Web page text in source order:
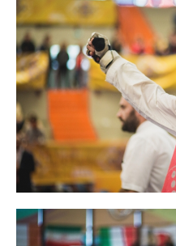
Cookie policy
Cerca
Feed
Dove siamo
Federazione Trasparente
Fita HUB